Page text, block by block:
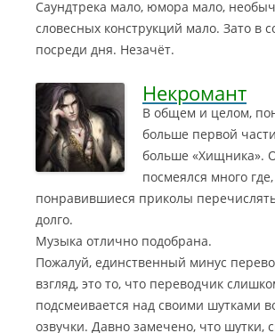
Саундтрека мало, юмора мало,
словесных конструкций мало. Зато в
посреди дня. Незачёт.
Некромант
В общем и целом,
больше первой
больше «Хищника».
посмеялся много где,
понравившиеся приколы
долго.
Музыка отлично подобрана.
Пожалуй, единственный минус
взгляд, это то, что переводчик
подсмеивается над своими шутками
озвучки. Давно замечено, что шутки,